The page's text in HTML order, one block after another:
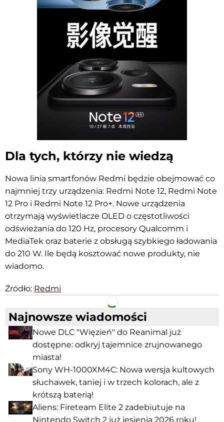
Dla tych, którzy nie wiedzą
Nowa linia smartfonów Redmi będzie obejmować co
najmniej trzy urządzenia: Redmi Note 12, Redmi Note
12 Pro i Redmi Note 12 Pro+. Nowe urządzenia
otrzymają wyświetlacze OLED o częstotliwości
odświeżania do 120 Hz, procesory Qualcomm i
MediaTek oraz baterie z obsługą szybkiego ładowania
do 210 W. Ile będą kosztować nowe produkty, nie
wiadomo.
Źródło: Redmi
Facebook Telegram
Najnowsze wiadomości
Nowe DLC "Więzień" do Reanimal już
dostępne: odkryj tajemnice zrujnowanego
miasta!
Sony WH-1000XM4C: Nowa wersja kultowych
słuchawek, taniej i w trzech kolorach, ale z
krótszą baterią!
Aliens: Fireteam Elite 2 zadebiutuje na
Nintendo Switch 2 już jesienią 2026 roku!